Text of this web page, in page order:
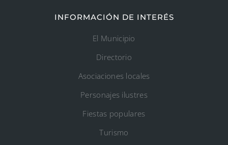
INFORMACIÓN DE INTERÉS
El Municipio
Directorio
Asociaciones locales
Personajes ilustres
Fiestas populares
Turismo